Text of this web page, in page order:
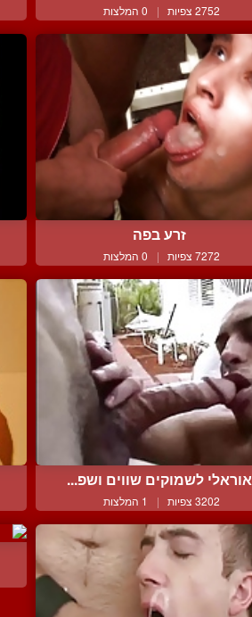
2752 צפיות | 0 המלצות
זרע בפה
7272 צפיות | 0 המלצות
אוראלי לשמוקים שווים ושפ...
3202 צפיות | 1 המלצות